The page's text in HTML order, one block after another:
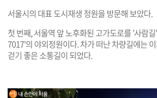
포
털
서울시의 대표 도시재생 정원을 방문해 보았다.
첫 번째, 서울역 앞 노후화된 고가도로를 '사람
7017'의 야외정원이다. 차가 떠난 차량길에는
걷기 좋은 소통길이 되었다.